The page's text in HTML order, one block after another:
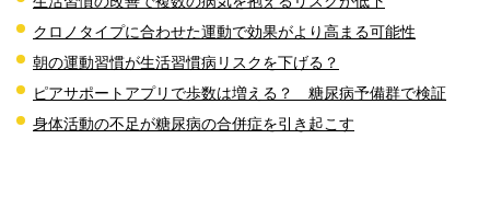
クロノタイプに合わせた運動で効果がより高まる可能性
朝の運動習慣が生活習慣病リスクを下げる？
ピアサポートアプリで歩数は増える？ 糖尿病予備群で検証
身体活動の不足が糖尿病の合併症を引き起こす